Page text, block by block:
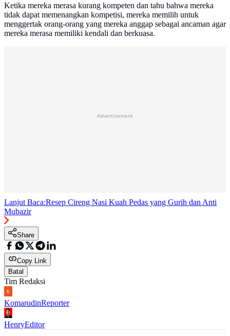
Ketika mereka merasa kurang kompeten dan tahu bahwa mereka
tidak dapat memenangkan kompetisi, mereka memilih untuk
menggertak orang-orang yang mereka anggap sebagai ancaman agar
mereka merasa memiliki kendali dan berkuasa.
Advertisement
Lanjut Baca:Resep Cireng Nasi Kuah Pedas yang Gurih dan Anti
Mubazir
Share
Copy Link
Batal
Tim Redaksi
KomarudinReporter
HenryEditor